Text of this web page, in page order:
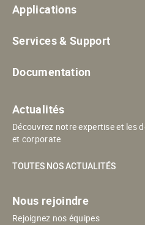
Applications
Services & Support
Documentation
Actualités
Découvrez notre expertise et les
et corporate
TOUTES NOS ACTUALITÉS
Nous rejoindre
Rejoignez nos équipes